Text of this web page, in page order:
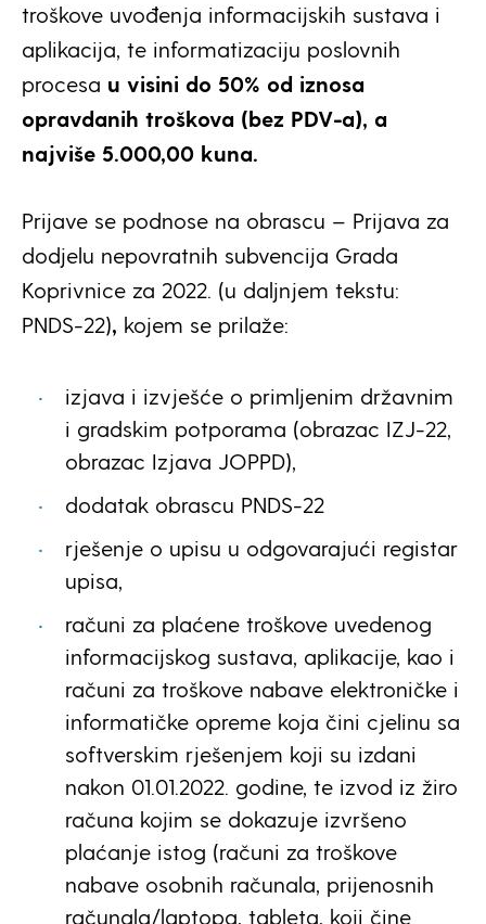
troškove uvođenja informacijskih sustava i
aplikacija, te informatizaciju poslovnih
procesa u visini do 50% od iznosa
opravdanih troškova (bez PDV-a), a
najviše 5.000,00 kuna.
Prijave se podnose na obrascu – Prijava za
dodjelu nepovratnih subvencija Grada
Koprivnice za 2022. (u daljnjem tekstu:
PNDS-22), kojem se prilaže:
izjava i izvješće o primljenim državnim
i gradskim potporama (obrazac IZJ-22,
obrazac Izjava JOPPD),
dodatak obrascu PNDS-22
rješenje o upisu u odgovarajući registar
upisa,
računi za plaćene troškove uvedenog
informacijskog sustava, aplikacije, kao i
računi za troškove nabave elektroničke i
informatičke opreme koja čini cjelinu sa
softverskim rješenjem koji su izdani
nakon 01.01.2022. godine, te izvod iz žiro
računa kojim se dokazuje izvršeno
plaćanje istog (računi za troškove
nabave osobnih računala, prijenosnih
računala/laptopa, tableta, koji čine